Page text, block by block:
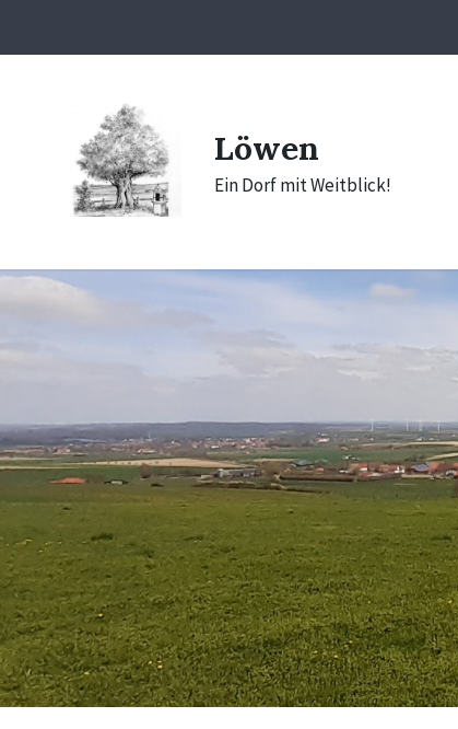
content
main
footer
Löwen
Ein Dorf mit Weitblick!